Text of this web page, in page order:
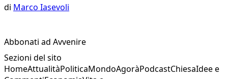
di Marco Iasevoli
Abbonati ad Avvenire
Sezioni del sito
HomeAttualitàPoliticaMondoAgoràPodcastChiesaIdee e